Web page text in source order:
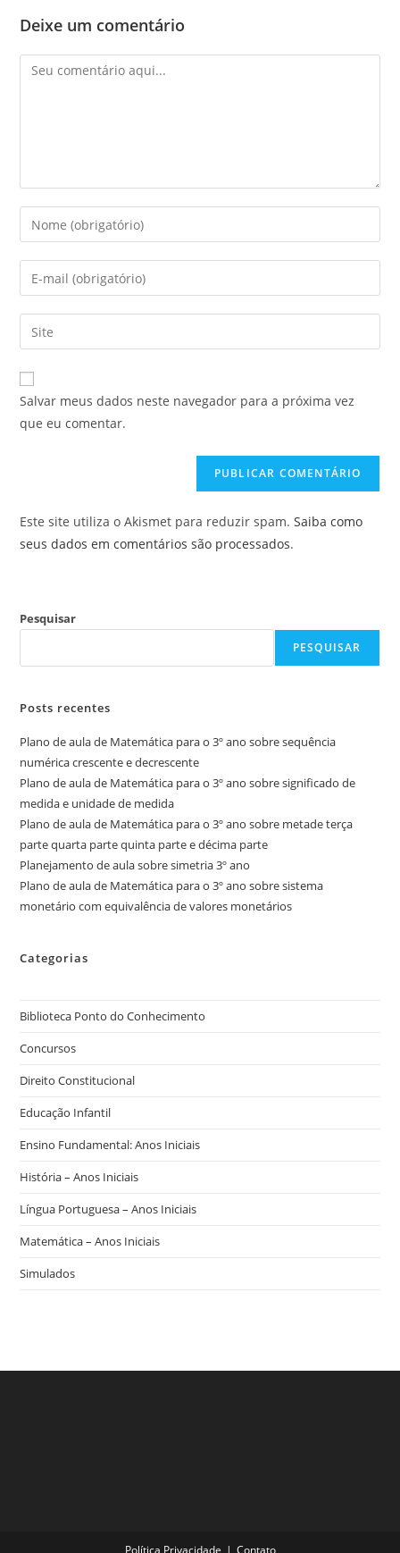
Deixe um comentário
Comentário
Digite
seu
nome
ou
de
usuário
para
comentar
Digite
seu
endereço
de
mail
para
comentar
Digite
o
URL
do
site
Salvar meus dados neste navegador para a próxima vez
que eu comentar.
Este site utiliza o Akismet para reduzir spam.Saiba como
seus dados em comentários são processados.
Pesquisar
PESQUISAR
Posts recentes
Plano de aula de Matemática para o 3º ano sobre sequência
numérica crescente e decrescente
Plano de aula de Matemática para o 3º ano sobre significado de
medida e unidade de medida
Plano de aula de Matemática para o 3º ano sobre metade terça
parte quarta parte quinta parte e décima parte
Planejamento de aula sobre simetria 3º ano
Plano de aula de Matemática para o 3º ano sobre sistema
monetário com equivalência de valores monetários
Categorias
Biblioteca Ponto do Conhecimento
Concursos
Direito Constitucional
Educação Infantil
Ensino Fundamental: Anos Iniciais
História – Anos Iniciais
Língua Portuguesa – Anos Iniciais
Matemática – Anos Iniciais
Simulados